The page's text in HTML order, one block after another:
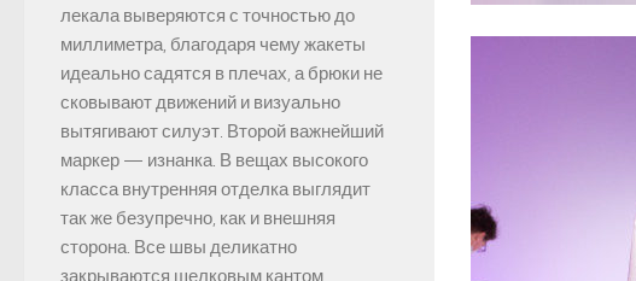
лекала выверяются с точностью до
миллиметра, благодаря чему жакеты
идеально садятся в плечах, а брюки не
сковывают движений и визуально
вытягивают силуэт. Второй важнейший
маркер — изнанка. В вещах высокого
класса внутренняя отделка выглядит
так же безупречно, как и внешняя
сторона. Все швы деликатно
закрываются шелковым кантом,